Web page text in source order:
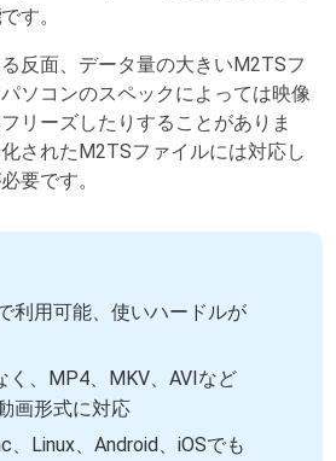
です。
反面、データ量の大きいM2TSフ
ソコンのスペックによっては映像
リーズしたりすることがありま
されたM2TSファイルには対応し
要です。
利用可能、使いハードルが
く、MP4、MKV、AVIなど
画形式に対応
、Linux、Android、iOSでも